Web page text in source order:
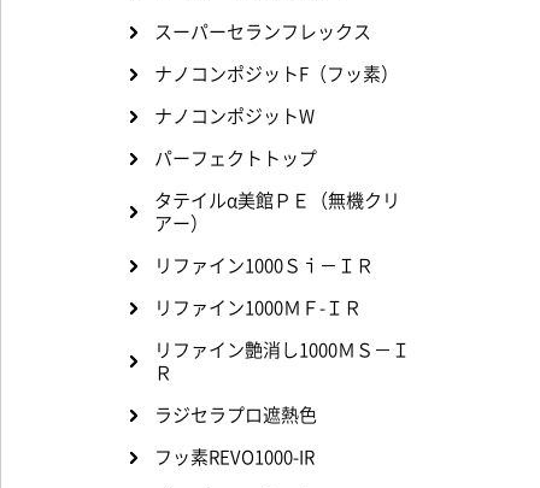
スーパーセランフレックス
ナノコンポジットF（フッ素）
ナノコンポジットW
パーフェクトトップ
タテイルα美館ＰＥ（無機クリ
アー）
リファイン1000Ｓｉ－ＩＲ
リファイン1000ＭＦ-ＩＲ
リファイン艶消し1000ＭＳ－Ｉ
Ｒ
ラジセラプロ遮熱色
フッ素REVO1000-IR